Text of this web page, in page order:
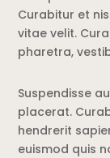
Curabitur et
vitae velit.
pharetra,
Suspendisse
placerat.
hendrerit
euismod quis